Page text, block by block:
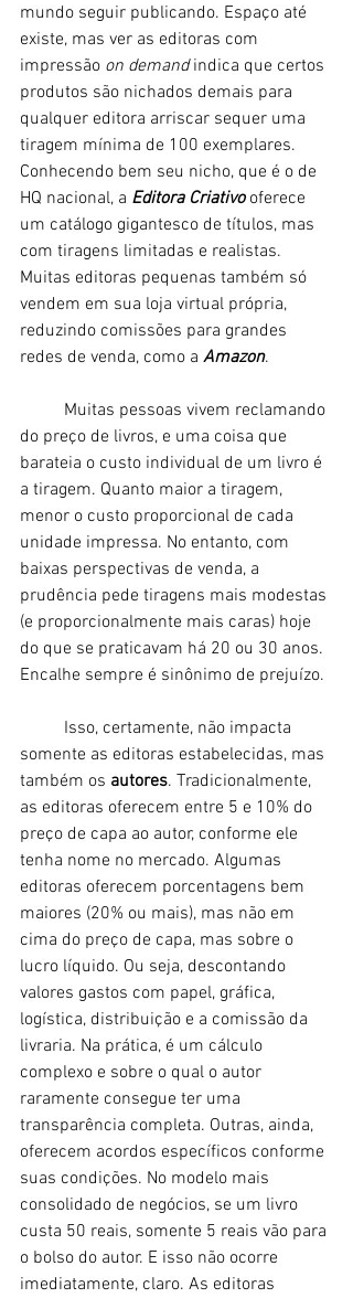
mundo seguir publicando. Espaço até
existe, mas ver as editoras com
impressão on demand indica que certos
produtos são nichados demais para
qualquer editora arriscar sequer uma
tiragem mínima de 100 exemplares.
Conhecendo bem seu nicho, que é o de
HQ nacional, a Editora Criativo oferece
um catálogo gigantesco de títulos, mas
com tiragens limitadas e realistas.
Muitas editoras pequenas também só
vendem em sua loja virtual própria,
reduzindo comissões para grandes
redes de venda, como a Amazon.
do preço de livros, e uma coisa que
barateia o custo individual de um livro é
a tiragem. Quanto maior a tiragem,
menor o custo proporcional de cada
unidade impressa. No entanto, com
baixas perspectivas de venda, a
prudência pede tiragens mais modestas
(e proporcionalmente mais caras) hoje
do que se praticavam há 20 ou 30 anos.
Encalhe sempre é sinônimo de prejuízo.
somente as editoras estabelecidas, mas
também os autores. Tradicionalmente,
as editoras oferecem entre 5 e 10% do
preço de capa ao autor, conforme ele
tenha nome no mercado. Algumas
editoras oferecem porcentagens bem
maiores (20% ou mais), mas não em
cima do preço de capa, mas sobre o
lucro líquido. Ou seja, descontando
valores gastos com papel, gráfica,
logística, distribuição e a comissão da
livraria. Na prática, é um cálculo
complexo e sobre o qual o autor
raramente consegue ter uma
transparência completa. Outras, ainda,
oferecem acordos específicos conforme
suas condições. No modelo mais
consolidado de negócios, se um livro
custa 50 reais, somente 5 reais vão para
o bolso do autor. E isso não ocorre
imediatamente, claro. As editoras